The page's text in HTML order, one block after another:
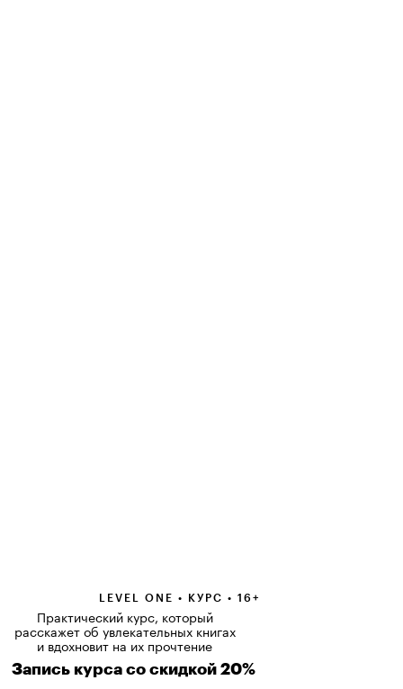
LEVEL ONE • КУРС • 16+
Практический курс, который
расскажет об увлекательных книгах
и вдохновит на их прочтение
Запись курса со скидкой 20%